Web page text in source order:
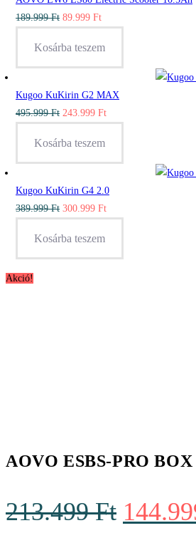
189.999Ft Original
was:
189.999 Ft.
89.999 FtCurrent
is:
89.999 Ft.
Kosárba teszem
Kugoo KuKirin G2 MAX
495.999Ft Original
was:
495.999 Ft.
243.999 FtCurrent
243.999 Ft.
Kosárba teszem
Kugoo KuKirin G4 2.0
389.999Ft Original
was:
389.999 Ft.
300.999 FtCurrent
300.999 Ft.
Kosárba teszem
Akció!
AOVO ESBS-PRO BOX
213.499Ft